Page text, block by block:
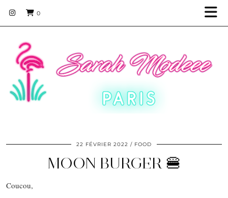
0
22 FÉVRIER 2022 FOOD
MOON BURGER 🍔
Coucou,